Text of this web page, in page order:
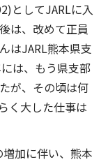
としてJARLに入
は、改めて正員
はJARL熊本県支
は、もう県支部
が、その頃は何
く大した仕事は
加に伴い、熊本